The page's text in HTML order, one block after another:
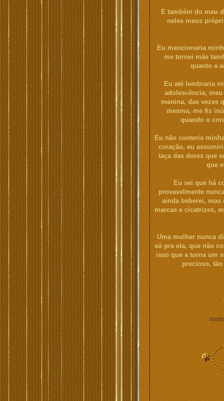
E também do meu
neles meus
Eu mencionaria
me tornei mãe
quanto a
Eu até lembraria
adolescência,
menina, das vezes
mesma, me fiz
quando o
Eu não conteria
coração, eu
taça das dores que
que
Eu sei que há
provavelmente
ainda beberei,
marcas e cicatrizes,
Uma mulher nunca
só pra ela, que não
isso que a torna um
precioso,